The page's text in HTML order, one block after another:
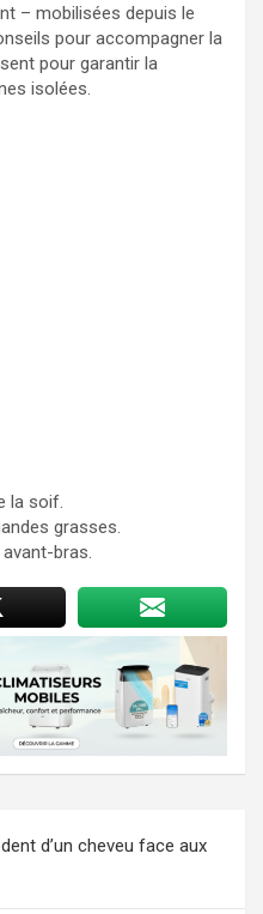
– mobilisées depuis le
pour accompagner la
pour garantir la
isolées.
la soif.
grasses.
bras.
d’un cheveu face aux